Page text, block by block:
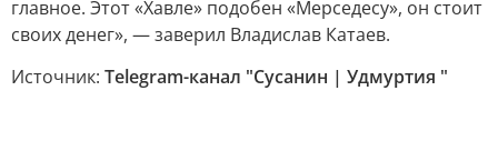
главное. Этот «Хавле» подобен «Мерседесу», он стоит
своих денег», — заверил Владислав Катаев.
Источник: Telegram-канал "Сусанин | Удмуртия "